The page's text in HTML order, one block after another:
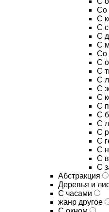
Со
С
С
С
С
Со
С
С
С
С
С
С
С
С
С
С
С
С
С
Абстракция
Деревья и
С часами
жанр другое